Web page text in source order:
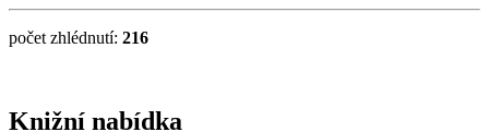
počet zhlédnutí: 216
Knižní nabídka